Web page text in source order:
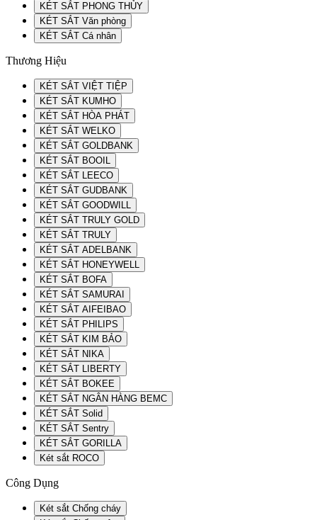
KÉT SẮT PHONG THỦY
KÉT SẮT Văn phòng
KÉT SẮT Cá nhân
Thương Hiệu
KÉT SẮT VIỆT TIỆP
KÉT SẮT KUMHO
KÉT SẮT HÒA PHÁT
KÉT SẮT WELKO
KÉT SẮT GOLDBANK
KÉT SẮT BOOIL
KÉT SẮT LEECO
KÉT SẮT GUDBANK
KÉT SẮT GOODWILL
KÉT SẮT TRULY GOLD
KÉT SẮT TRULY
KÉT SẮT ADELBANK
KÉT SẮT HONEYWELL
KÉT SẮT BOFA
KÉT SẮT SAMURAI
KÉT SẮT AIFEIBAO
KÉT SẮT PHILIPS
KÉT SẮT KIM BẢO
KÉT SẮT NIKA
KÉT SẮT LIBERTY
KÉT SẮT BOKEE
KÉT SẮT NGÂN HÀNG BEMC
KÉT SẮT Solid
KÉT SẮT Sentry
KÉT SẮT GORILLA
Két sắt ROCO
Công Dụng
Két sắt Chống cháy